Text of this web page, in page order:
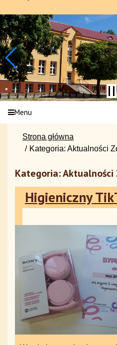
Menu
Strona główna
Kategoria: Aktualności
Kategoria: Aktualności
Higieniczny